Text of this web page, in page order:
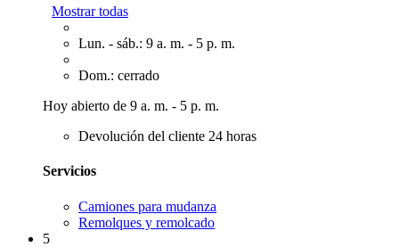
Mostrar todas
Lun. - sáb.: 9 a. m. - 5 p. m.
Dom.: cerrado
Hoy abierto de 9 a. m. - 5 p. m.
Devolución del cliente 24 horas
Servicios
Camiones para mudanza
Remolques y remolcado
5